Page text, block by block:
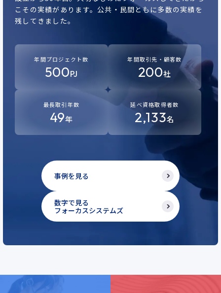
こその実績があります。 公共・民間ともに多数の実績を
残してきました。
事例を見る
数字で見る
フォーカスシステムズ
年間プロジェクト数
500PJ
年間取引先・顧客数
200社
最長取引年数
49年
延べ資格取得者数
2,133名